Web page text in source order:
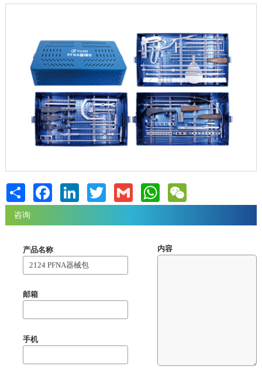
Share FacebookLinkedInTwitter Gmail WhatsAppWeChat
咨询
产品名称 内容
邮箱
手机